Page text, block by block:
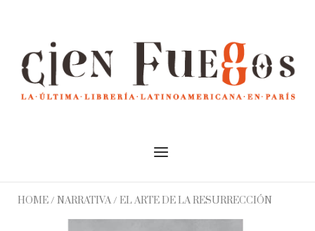
Menu
HOME/ NARRATIVA/ EL ARTE DE LA RESURRECCIÓN